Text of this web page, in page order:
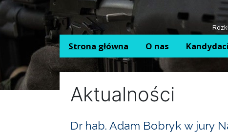
Strona główna O nas Kandydaci
Aktualności
Dr hab. Adam Bobryk w jury